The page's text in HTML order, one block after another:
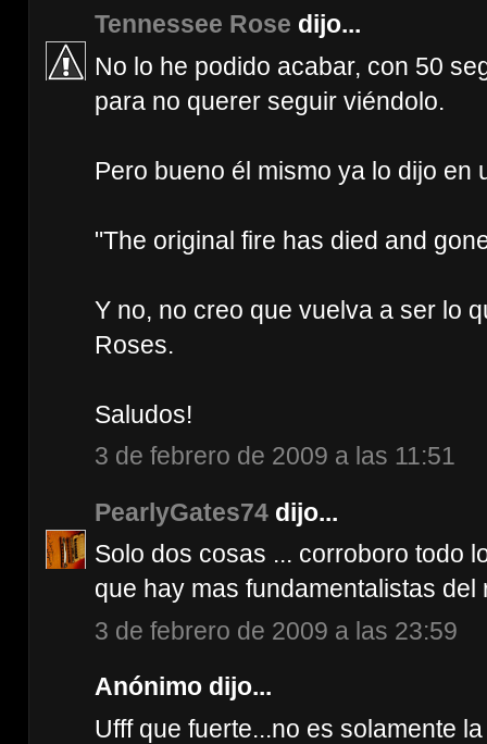
Tennessee Rose dijo...
No lo he podido acabar, con 50
para no querer seguir viéndolo.
Pero bueno él mismo ya lo dijo en
"The original fire has died and
Y no, no creo que vuelva a ser lo
Roses.
Saludos!
3 de febrero de 2009 a las 11:51
PearlyGates74 dijo...
Solo dos cosas ... corroboro todo
que hay mas fundamentalistas
3 de febrero de 2009 a las 23:59
Anónimo dijo...
Ufff que fuerte...no es solamente